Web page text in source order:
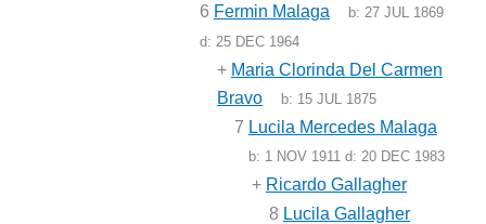
6 Fermin Malaga b:27 JUL 1869
d: 25 DEC 1964
+ Maria Clorinda Del Carmen
Bravo
b: 15 JUL 1875
7 Lucila Mercedes Malaga
b: 1 NOV 1911 d:20 DEC 1983
+ Ricardo Gallagher
8 Lucila Gallagher